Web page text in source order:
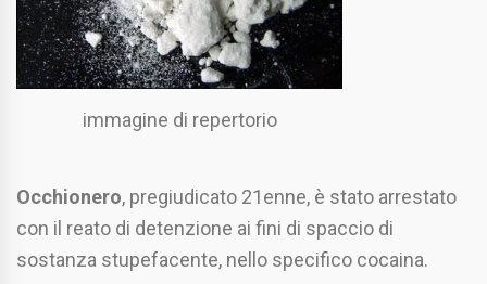
immagine di repertorio
Occhionero, pregiudicato 21enne, è stato arrestato
con il reato di detenzione ai fini di spaccio di
sostanza stupefacente, nello specifico cocaina.